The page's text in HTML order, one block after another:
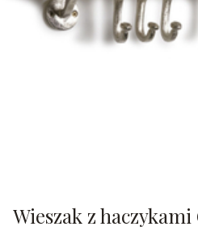
Wieszak z